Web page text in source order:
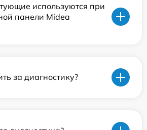
используются при
панели Midea
за диагностику?